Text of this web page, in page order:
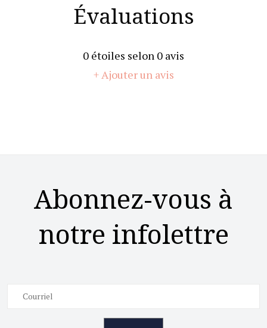
Évaluations
0 étoiles selon 0 avis
+ Ajouter un avis
Abonnez-vous à
notre infolettre